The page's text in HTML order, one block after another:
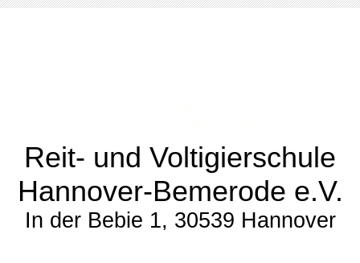
Reit- und Voltigierschule
Hannover-Bemerode e.V.
In der Bebie 1, 30539 Hannover